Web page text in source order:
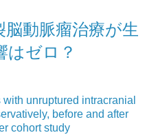
動脈瘤治療が生
はゼロ？
unruptured intracranial
before and after
cohort study